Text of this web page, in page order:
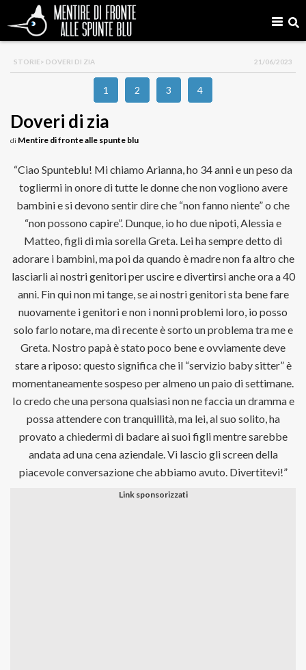
STORIE> DOVERI DI ZIA 21/06/2023
1 2 3 4
Doveri di zia
di Mentire di fronte alle spunte blu
“Ciao Spunteblu! Mi chiamo Arianna, ho 34 anni e un peso da
togliermi in onore di tutte le donne che non vogliono avere
bambini e si devono sentir dire che “non fanno niente” o che
“non possono capire”. Dunque, io ho due nipoti, Alessia e
Matteo, figli di mia sorella Greta. Lei ha sempre detto di
adorare i bambini, ma poi da quando è madre non fa altro che
lasciarli ai nostri genitori per uscire e divertirsi anche ora a 40
anni. Fin qui non mi tange, se ai nostri genitori sta bene fare
nuovamente i genitori e non i nonni problemi loro, io posso
solo farlo notare, ma di recente è sorto un problema tra me e
Greta. Nostro papà è stato poco bene e ovviamente deve
stare a riposo: questo significa che il “servizio baby sitter” è
momentaneamente sospeso per almeno un paio di settimane.
Io credo che una persona qualsiasi non ne faccia un dramma e
possa attendere con tranquillità, ma lei, al suo solito, ha
provato a chiedermi di badare ai suoi figli mentre sarebbe
andata ad una cena aziendale. Vi lascio gli screen della
piacevole conversazione che abbiamo avuto. Divertitevi!”